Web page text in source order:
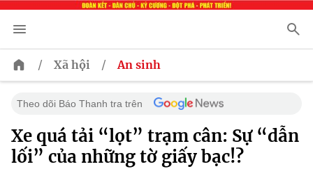
/ Xã hội / An sinh
Theo dõi Báo Thanh tra trên
Xe quá tải “lọt” trạm cân: Sự “dẫn
lối” của những tờ giấy bạc!?